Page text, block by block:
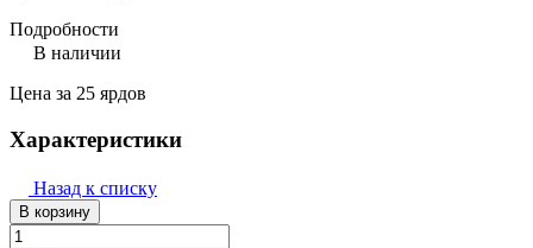
Подробности
В наличии
Цена за 25 ярдов
Характеристики
Назад к списку
В корзину